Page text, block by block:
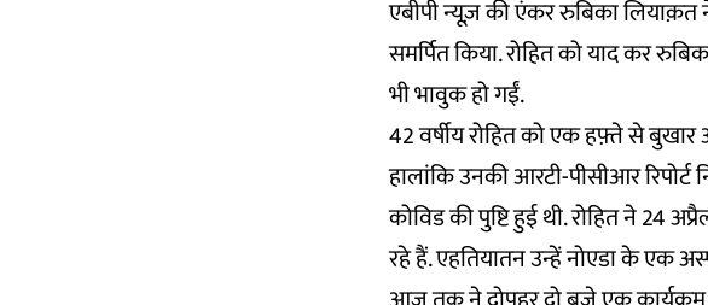
एबीपी न्यूज़ की एंकर रुबिका लियाक़त
समर्पित किया. रोहित को याद कर
भी भावुक हो गईं.
42 वर्षीय रोहित को एक हफ़्ते से
हालांकि उनकी आरटी-पीसीआर
कोविड की पुष्टि हुई थी. रोहित ने 24
रहे हैं. एहतियातन उन्हें नोएडा के एक